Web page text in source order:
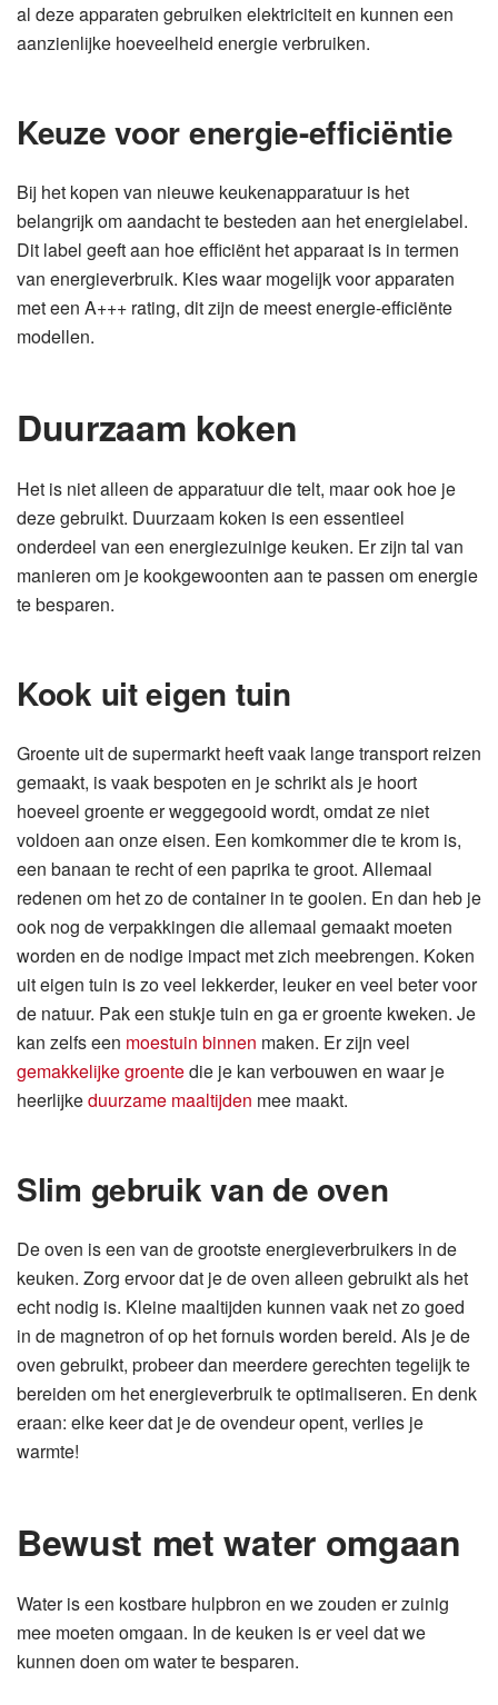
al deze apparaten gebruiken elektriciteit en kunnen een
aanzienlijke hoeveelheid energie verbruiken.
Keuze voor energie-efficiëntie
Bij het kopen van nieuwe keukenapparatuur is het
belangrijk om aandacht te besteden aan het energielabel.
Dit label geeft aan hoe efficiënt het apparaat is in termen
van energieverbruik. Kies waar mogelijk voor apparaten
met een A+++ rating, dit zijn de meest energie-efficiënte
modellen.
Duurzaam koken
Het is niet alleen de apparatuur die telt, maar ook hoe je
deze gebruikt. Duurzaam koken is een essentieel
onderdeel van een energiezuinige keuken. Er zijn tal van
manieren om je kookgewoonten aan te passen om energie
te besparen.
Kook uit eigen tuin
Groente uit de supermarkt heeft vaak lange transport reizen
gemaakt, is vaak bespoten en je schrikt als je hoort
hoeveel groente er weggegooid wordt, omdat ze niet
voldoen aan onze eisen. Een komkommer die te krom is,
een banaan te recht of een paprika te groot. Allemaal
redenen om het zo de container in te gooien. En dan heb je
ook nog de verpakkingen die allemaal gemaakt moeten
worden en de nodige impact met zich meebrengen. Koken
uit eigen tuin is zo veel lekkerder, leuker en veel beter voor
de natuur. Pak een stukje tuin en ga er groente kweken. Je
kan zelfs een moestuin binnen maken. Er zijn veel
gemakkelijke groentedie je kan verbouwen en waar je
heerlijkeduurzame maaltijden mee maakt.
Slim gebruik van de oven
De oven is een van de grootste energieverbruikers in de
keuken. Zorg ervoor dat je de oven alleen gebruikt als het
echt nodig is. Kleine maaltijden kunnen vaak net zo goed
in de magnetron of op het fornuis worden bereid. Als je de
oven gebruikt, probeer dan meerdere gerechten tegelijk te
bereiden om het energieverbruik te optimaliseren. En denk
eraan: elke keer dat je de ovendeur opent, verlies je
warmte!
Bewust met water omgaan
Water is een kostbare hulpbron en we zouden er zuinig
mee moeten omgaan. In de keuken is er veel dat we
kunnen doen om water te besparen.